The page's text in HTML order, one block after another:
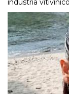
industria